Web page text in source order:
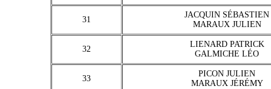
31
JACQUIN SÉBASTIEN
MARAUX JULIEN
32
LIENARD PATRICK
GALMICHE LÉO
33
PICON JULIEN
MARAUX JÉRÉMY